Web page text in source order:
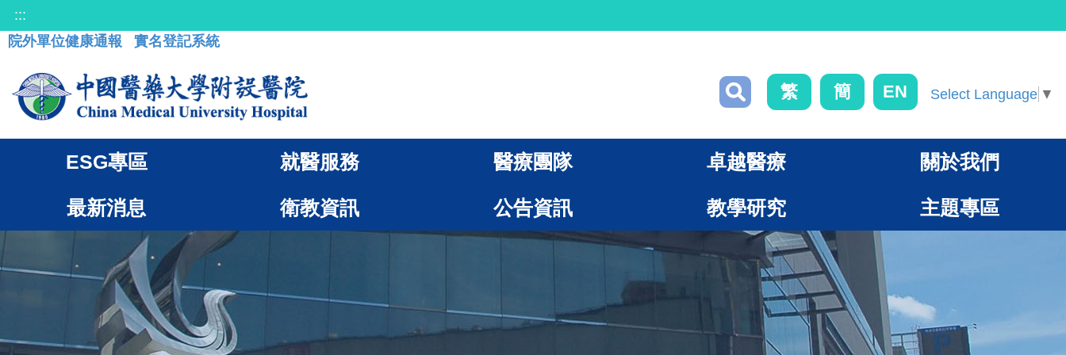
:::
院外單位健康通報
實名登記系統
繁 簡 EN Select Language ▼
ESG專區 就醫服務 醫療團隊 卓越醫療 關於我們
最新消息 衛教資訊 公告資訊 教學研究 主題專區